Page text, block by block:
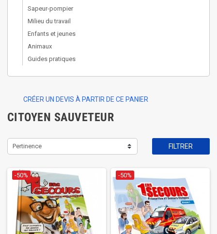
Sapeur-pompier
Milieu du travail
Enfants et jeunes
Animaux
Guides pratiques
CRÉER UN DEVIS À PARTIR DE CE PANIER
CITOYEN SAUVETEUR
Pertinence FILTRER
-50% -50%